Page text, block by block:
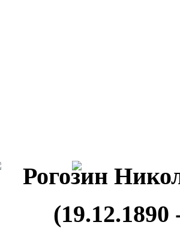
Рогозин
(19.12.1890